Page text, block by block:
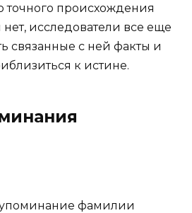
точного происхождения
исследователи все еще
связанные с ней факты и
к истине.
фамилии